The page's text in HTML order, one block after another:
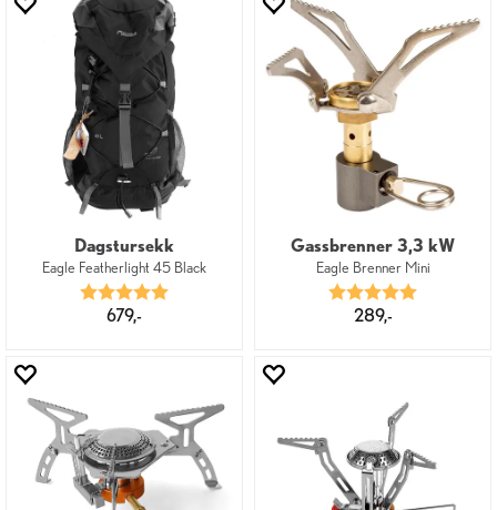
Dagstursekk
Eagle Featherlight 45 Black
Karakter:
679,-
Gassbrenner 3,3 kW
Eagle Brenner Mini
Karakter:
289,-